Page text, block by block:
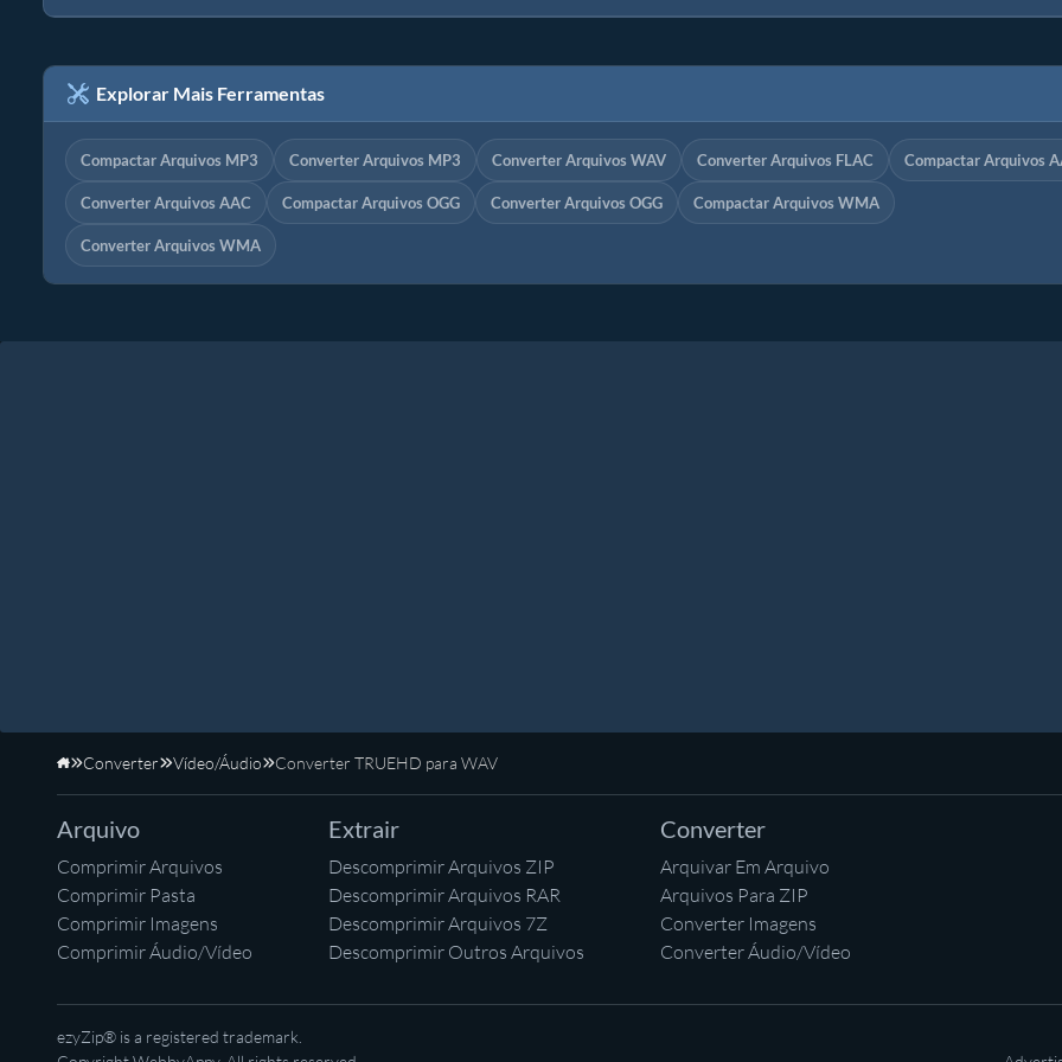
Explorar Mais Ferramentas
Compactar Arquivos MP3 Converter Arquivos MP3 Converter Arquivos WAV Converter Arquivos FLAC Compactar Arquivos
Converter Arquivos AAC Compactar Arquivos OGG Converter Arquivos OGG Compactar Arquivos WMA
Converter Arquivos WMA
Início
Converter Vídeo/Áudio Converter TRUEHD para WAV
Arquivo
Comprimir Arquivos
Comprimir Pasta
Comprimir Imagens
Comprimir Áudio/Vídeo
Extrair
Descomprimir Arquivos ZIP
Descomprimir Arquivos RAR
Descomprimir Arquivos 7Z
Descomprimir Outros Arquivos
Converter
Arquivar Em Arquivo
Arquivos Para ZIP
Converter Imagens
Converter Áudio/Vídeo
ezyZip® is a registered trademark.